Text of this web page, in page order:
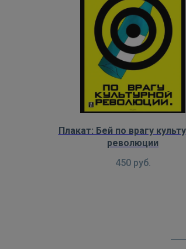
Плакат: Бей по врагу
революции
450 руб.